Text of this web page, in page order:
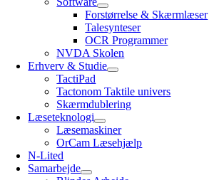
Forstørrelse & Skærmlæser
Talesynteser
OCR Programmer
NVDA Skolen
Erhverv & Studie
TactiPad
Tactonom Taktile univers
Skærmdublering
Læseteknologi
Læsemaskiner
OrCam Læsehjælp
N-Lited
Samarbejde